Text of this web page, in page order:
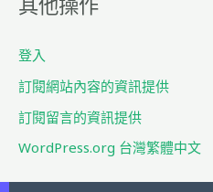
鍵
其他操作
登入
訂閱網站內容的資訊提供
訂閱留言的資訊提供
WordPress.org 台灣繁體中文